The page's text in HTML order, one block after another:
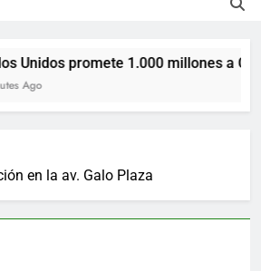
Unidos promete 1.000 millones a
Ago
en la av. Galo Plaza